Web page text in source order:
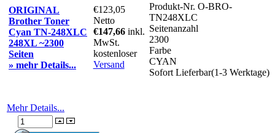
ORIGINAL
Brother Toner
Cyan TN-248XLC
248XL ~2300
Seiten
» mehr Details...
€123,05
Netto
€147,66 inkl.
MwSt.
kostenloser
Versand
Produkt-Nr. O-BRO-
TN248XLC
Seitenanzahl
2300
Farbe
CYAN
Sofort Lieferbar(1-3 Werktage)
Mehr Details...